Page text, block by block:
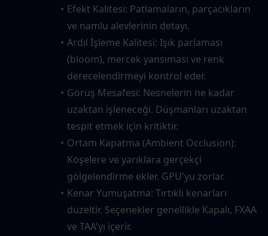
Efekt Kalitesi: Patlamaların, parçacıkların
ve namlu alevlerinin detayı.
Ardıl İşleme Kalitesi: Işık parlaması
(bloom), mercek yansıması ve renk
derecelendirmeyi kontrol eder.
Görüş Mesafesi: Nesnelerin ne kadar
uzaktan işleneceği. Düşmanları uzaktan
tespit etmek için kritiktir.
Ortam Kapatma (Ambient Occlusion):
Köşelere ve yarıklara gerçekçi
gölgelendirme ekler. GPU'yu zorlar.
Kenar Yumuşatma: Tırtıklı kenarları
düzeltir. Seçenekler genellikle Kapalı, FXAA
ve TAA'yı içerir.